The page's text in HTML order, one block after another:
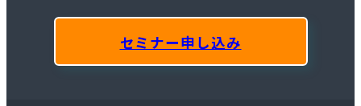
セミナー申し込み